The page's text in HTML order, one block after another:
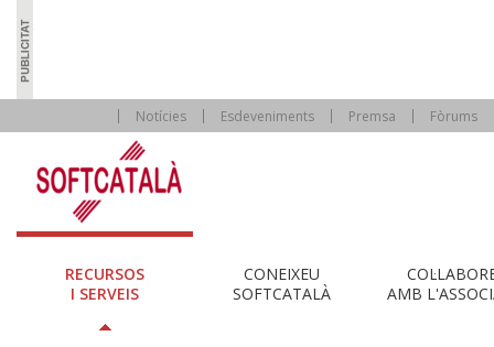
Notícies Esdeveniments Premsa Fòrums
RECURSOS
I SERVEIS
CONEIXEU
SOFTCATALÀ
AMB